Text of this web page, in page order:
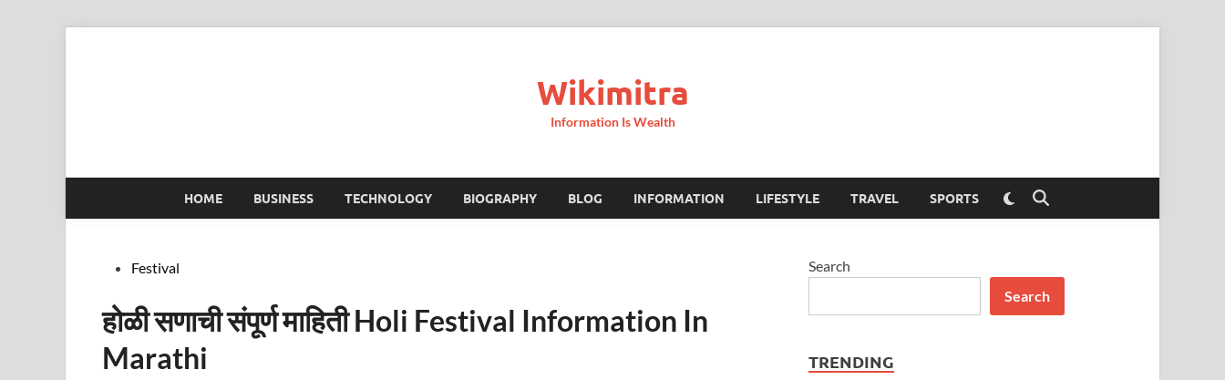
Wikimitra
Information Is Wealth
HOME BUSINESS TECHNOLOGY BIOGRAPHY BLOG INFORMATION LIFESTYLE TRAVEL SPORTS Switch
to
Open
Search
PostedFestival
होळी सणाची संपूर्ण माहिती Holi Festival Information In
Marathi
Search
Search
TRENDING